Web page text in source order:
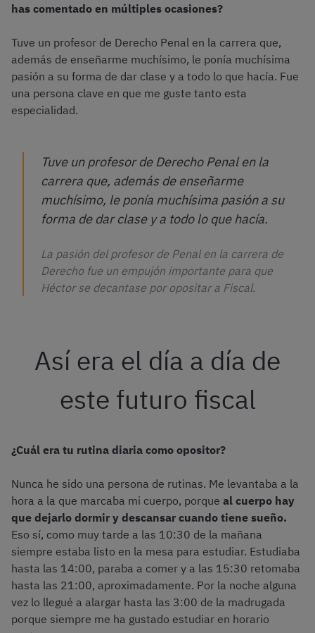
has comentado en múltiples ocasiones?
Tuve un profesor de Derecho Penal en la carrera que,
además de enseñarme muchísimo, le ponía muchísima
pasión a su forma de dar clase y a todo lo que hacía. Fue
una persona clave en que me guste tanto esta
especialidad.
Tuve un profesor de Derecho Penal en la
carrera que, además de enseñarme
muchísimo, le ponía muchísima pasión a su
forma de dar clase y a todo lo que hacía.
La pasión del profesor de Penal en la carrera de
Derecho fue un empujón importante para que
Héctor se decantase por opositar a Fiscal.
Así era el día a día de
este futuro fiscal
¿Cuál era tu rutina diaria como opositor?
Nunca he sido una persona de rutinas. Me levantaba a la
hora a la que marcaba mi cuerpo, porque al cuerpo hay
que dejarlo dormir y descansar cuando tiene sueño.
Eso sí, como muy tarde a las 10:30 de la mañana
siempre estaba listo en la mesa para estudiar. Estudiaba
hasta las 14:00, paraba a comer y a las 15:30 retomaba
hasta las 21:00, aproximadamente. Por la noche alguna
vez lo llegué a alargar hasta las 3:00 de la madrugada
porque siempre me ha gustado estudiar en horario